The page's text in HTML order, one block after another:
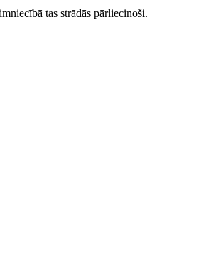
tas strādās pārliecinoši.